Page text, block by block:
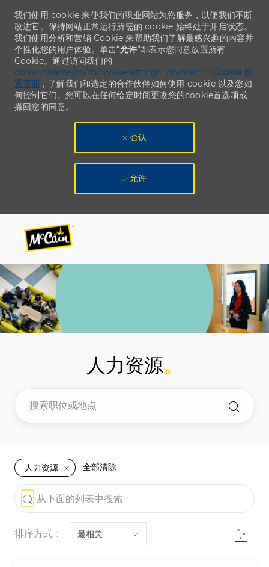
--
我们使用 cookie 来使我们的职业网站为您服务，以便我们不断
改进它。保持网站正常运行所需的 cookie 始终处于开启状态。
我们使用分析和营销 Cookie 来帮助我们了解最感兴趣的内容并
个性化您的用户体验。单击“允许”即表示您同意放置所有
Cookie。通过访问我们的
domainName/cn/zh/cookiesettings“ ph-href=”“>Cookie 设
置页面 ，了解我们和选定的合作伙伴如何使用 cookie 以及您如
何控制它们。您可以在任何给定时间更改您的cookie首选项或
撤回您的同意。
否认
允许
人力资源。
人力资源 全部清除
the results are updated
从下面的列表中搜索
排序方式： 滤波器